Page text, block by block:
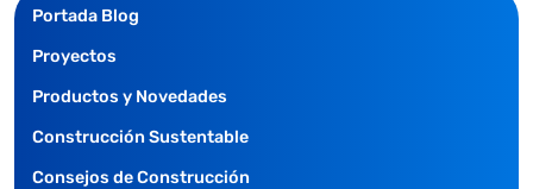
Portada Blog
Proyectos
Productos y Novedades
Construcción Sustentable
Consejos de Construcción